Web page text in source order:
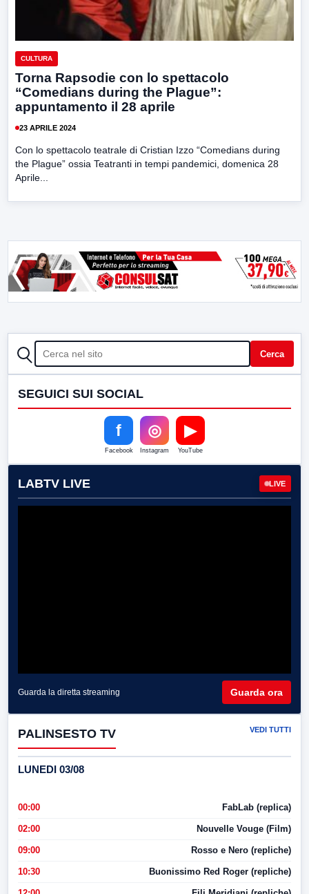
CULTURA
Torna Rapsodie con lo spettacolo
“Comedians during the Plague”:
appuntamento il 28 aprile
23 APRILE 2024
Con lo spettacolo teatrale di Cristian Izzo “Comedians during
the Plague” ossia Teatranti in tempi pandemici, domenica 28
Aprile...
CERCA Cerca
SEGUICI SUI SOCIAL
f
Facebook
◎
Instagram
▶
YouTube
LABTV LIVE LIVE
Guarda la diretta streaming Guarda ora
PALINSESTO TV VEDI TUTTI
LUNEDI 03/08
00:00 FabLab (replica)
02:00 Nouvelle Vouge (Film)
09:00 Rosso e Nero (repliche)
10:30 Buonissimo Red Roger (repliche)